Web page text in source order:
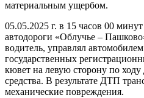
материальным ущербом.
05.05.2025 г. в 15 часов 00
автодороги «Облучье –
водитель, управлял
государственных
кювет на левую сторону по
средства. В результате ДТП
механические повреждения.